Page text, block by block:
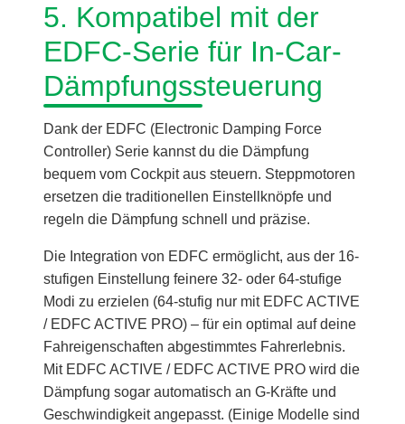
5. Kompatibel mit der
EDFC-Serie für In-Car-
Dämpfungssteuerung
Dank der EDFC (Electronic Damping Force
Controller) Serie kannst du die Dämpfung
bequem vom Cockpit aus steuern. Steppmotoren
ersetzen die traditionellen Einstellknöpfe und
regeln die Dämpfung schnell und präzise.
Die Integration von EDFC ermöglicht, aus der 16-
stufigen Einstellung feinere 32- oder 64-stufige
Modi zu erzielen (64-stufig nur mit EDFC ACTIVE
/ EDFC ACTIVE PRO) – für ein optimal auf deine
Fahreigenschaften abgestimmtes Fahrerlebnis.
Mit EDFC ACTIVE / EDFC ACTIVE PRO wird die
Dämpfung sogar automatisch an G-Kräfte und
Geschwindigkeit angepasst. (Einige Modelle sind